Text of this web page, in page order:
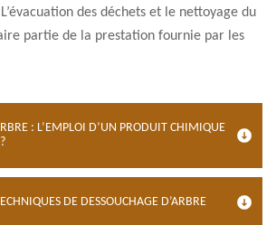
des déchets et le nettoyage du
partie de la prestation fournie par les
: L’EMPLOI D’UN PRODUIT CHIMIQUE
DE DESSOUCHAGE D’ARBRE